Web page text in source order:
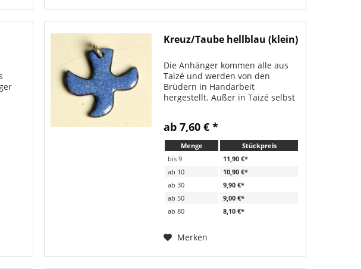
Kreuz/Taube hellblau (klein)
Die Anhänger kommen alle aus
Taizé und werden von den
Brüdern in Handarbeit
hergestellt. Außer in Taizé selbst
passendem Bändchen verschickt.
Sehr beliebt als Geschenk zur...
ab 7,60 € *
Menge
Stückpreis
bis 9
11,90 €*
ab 10
10,90 €*
ab 30
9,90 €*
ab 50
9,00 €*
ab 80 8,10 €*
Merken